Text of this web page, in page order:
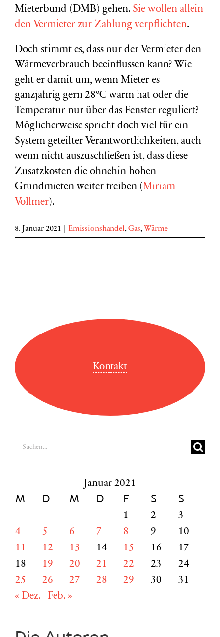
Mieterbund (DMB) gehen. Sie wollen allein
den Vermieter zur Zahlung verpflichten.
Doch stimmt es, dass nur der Vermieter den
Wärmeverbrauch beeinflussen kann? Wie
geht er damit um, wenn Mieter es
ganzjährig gern 28°C warm hat oder die
Temperatur nur über das Fenster reguliert?
Möglicherweise spricht doch viel für ein
System geteilter Verantwortlichkeiten, auch
wenn nicht auszuschließen ist, dass diese
Zusatzkosten die ohnehin hohen
Grundmieten weiter treiben (Miriam
Vollmer).
8. Januar 2021 Emissionshandel, Gas, Wärme
Kontakt
Suche
Januar 2021
M D M D F S S
1 2
3
4
5 6 7 8 9
10
11
12 13 14 15 16
17
18
19 20 21 22 23
24
25
26 27 28 29 30
31
« Dez.
Feb. »